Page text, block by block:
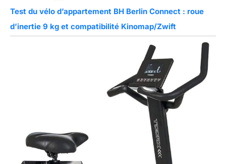
Test du vélo d’appartement BH Berlin Connect : roue
d’inertie 9 kg et compatibilité Kinomap/Zwift